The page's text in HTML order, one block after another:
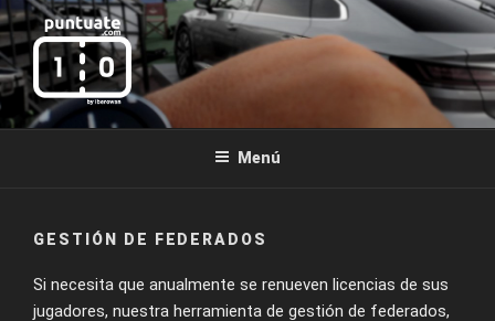
Saltar
al
contenido
PUNTUATE.COM
by Iberowan
Menú
GESTIÓN DE FEDERADOS
Si necesita que anualmente se renueven licencias de sus
jugadores, nuestra herramienta de gestión de federados,